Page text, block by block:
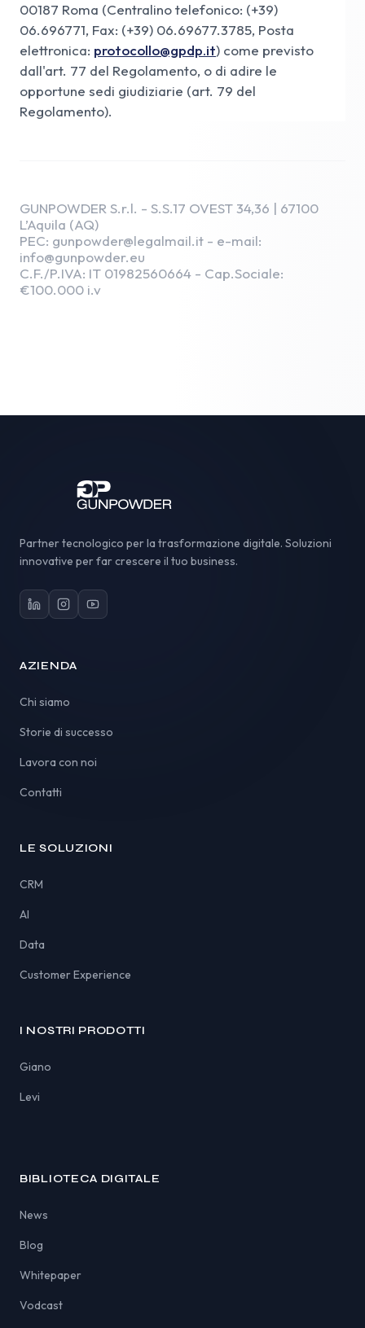
00187 Roma (Centralino telefonico: (+39)
06.696771, Fax: (+39) 06.69677.3785, Posta
elettronica: protocollo@gpdp.it) come previsto
dall'art. 77 del Regolamento, o di adire le
opportune sedi giudiziarie (art. 79 del
Regolamento).
GUNPOWDER S.r.l. - S.S.17 OVEST 34,36 | 67100
L’Aquila (AQ)
PEC: gunpowder@legalmail.it - e-mail:
info@gunpowder.eu
C.F./P.IVA: IT 01982560664 - Cap.Sociale:
€100.000 i.v
Partner tecnologico per la trasformazione digitale. Soluzioni
innovative per far crescere il tuo business.
AZIENDA
Chi siamo
Storie di successo
Lavora con noi
Contatti
LE SOLUZIONI
CRM
AI
Data
Customer Experience
I NOSTRI PRODOTTI
Giano
Levi
BIBLIOTECA DIGITALE
News
Blog
Whitepaper
Vodcast